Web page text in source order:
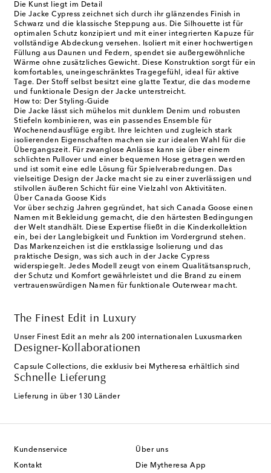
Die Kunst liegt im Detail
Die Jacke Cypress zeichnet sich durch ihr glänzendes Finish in
Schwarz und die klassische Steppung aus. Die Silhouette ist für
optimalen Schutz konzipiert und mit einer integrierten Kapuze für
vollständige Abdeckung versehen. Isoliert mit einer hochwertigen
Füllung aus Daunen und Federn, spendet sie außergewöhnliche
Wärme ohne zusätzliches Gewicht. Diese Konstruktion sorgt für ein
komfortables, uneingeschränktes Tragegefühl, ideal für aktive
Tage. Der Stoff selbst besitzt eine glatte Textur, die das moderne
und funktionale Design der Jacke unterstreicht.
How to: Der Styling-Guide
Die Jacke lässt sich mühelos mit dunklem Denim und robusten
Stiefeln kombinieren, was ein passendes Ensemble für
Wochenendausflüge ergibt. Ihre leichten und zugleich stark
isolierenden Eigenschaften machen sie zur idealen Wahl für die
Übergangszeit. Für zwanglose Anlässe kann sie über einem
schlichten Pullover und einer bequemen Hose getragen werden
und ist somit eine edle Lösung für Spielverabredungen. Das
vielseitige Design der Jacke macht sie zu einer zuverlässigen und
stilvollen äußeren Schicht für eine Vielzahl von Aktivitäten.
Über Canada Goose Kids
Vor über sechzig Jahren gegründet, hat sich Canada Goose einen
Namen mit Bekleidung gemacht, die den härtesten Bedingungen
der Welt standhält. Diese Expertise fließt in die Kinderkollektion
ein, bei der Langlebigkeit und Funktion im Vordergrund stehen.
Das Markenzeichen ist die erstklassige Isolierung und das
praktische Design, was sich auch in der Jacke Cypress
widerspiegelt. Jedes Modell zeugt von einem Qualitätsanspruch,
der Schutz und Komfort gewährleistet und die Brand zu einem
vertrauenswürdigen Namen für funktionale Outerwear macht.
The Finest Edit in Luxury
Unser Finest Edit an mehr als 200 internationalen Luxusmarken
Designer-Kollaborationen
Capsule Collections, die exklusiv bei Mytheresa erhältlich sind
Schnelle Lieferung
Lieferung in über 130 Länder
Kundenservice
Kontakt
Über uns
Die Mytheresa App